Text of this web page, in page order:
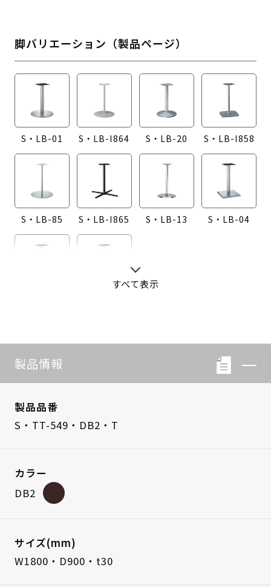
脚バリエーション（製品ページ）
S・LB-01 S・LB-I864 S・LB-20 S・LB-I858
S・LB-85 S・LB-I865 S・LB-13 S・LB-04
すべて表示
製品情報
製品品番
S・TT-549・DB2・T
カラー
DB2
サイズ(mm)
W1800・D900・t30